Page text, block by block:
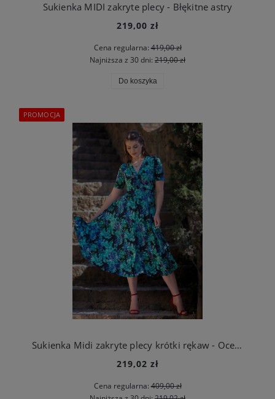
Sukienka MIDI zakryte plecy - Błękitne astry
219,00 zł
Cena regularna:419,00 zł
Najniższa z 30 dni: 219,00 zł
Do koszyka
Sukienka Midi zakryte plecy krótki rękaw - Ocean Vibes
219,02 zł
Cena regularna:409,00 zł
PROMOCJA